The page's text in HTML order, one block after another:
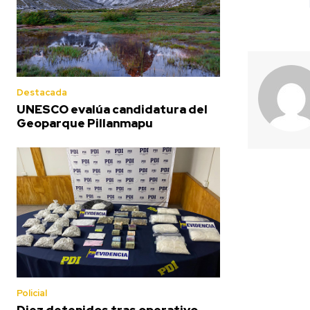
Destacada
UNESCO evalúa candidatura del
Geoparque Pillanmapu
Policial